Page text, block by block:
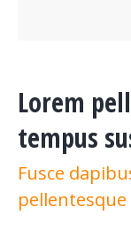
Lorem
tempus
Fusce